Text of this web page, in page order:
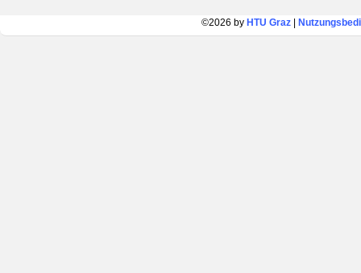
©2026 by HTU Graz|